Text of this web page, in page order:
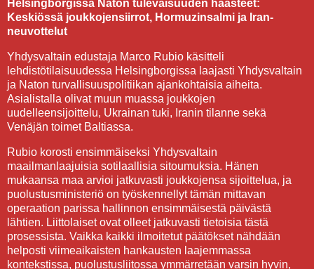
Helsingborgissa Naton tulevaisuuden haasteet:
Keskiössä joukkojensiirrot, Hormuzinsalmi ja Iran-
neuvottelut
Yhdysvaltain edustaja Marco Rubio käsitteli
lehdistötilaisuudessa Helsingborgissa laajasti Yhdysvaltain
ja Naton turvallisuuspolitiikan ajankohtaisia aiheita.
Asialistalla olivat muun muassa joukkojen
uudelleensijoittelu, Ukrainan tuki, Iranin tilanne sekä
Venäjän toimet Baltiassa.
Rubio korosti ensimmäiseksi Yhdysvaltain
maailmanlaajuisia sotilaallisia sitoumuksia. Hänen
mukaansa maa arvioi jatkuvasti joukkojensa sijoittelua, ja
puolustusministeriö on työskennellyt tämän mittavan
operaation parissa hallinnon ensimmäisestä päivästä
lähtien. Liittolaiset ovat olleet jatkuvasti tietoisia tästä
prosessista. Vaikka kaikki ilmoitetut päätökset nähdään
helposti viimeaikaisten hankausten laajemmassa
kontekstissa, puolustusliitossa ymmärretään varsin hyvin,